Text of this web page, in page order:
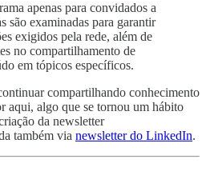
apenas para convidados a
são examinadas para garantir
exigidos pela rede, além de
no compartilhamento de
em tópicos específicos.
compartilhando conhecimento
aqui, algo que se tornou um hábito
da newsletter
também via newsletter do LinkedIn.